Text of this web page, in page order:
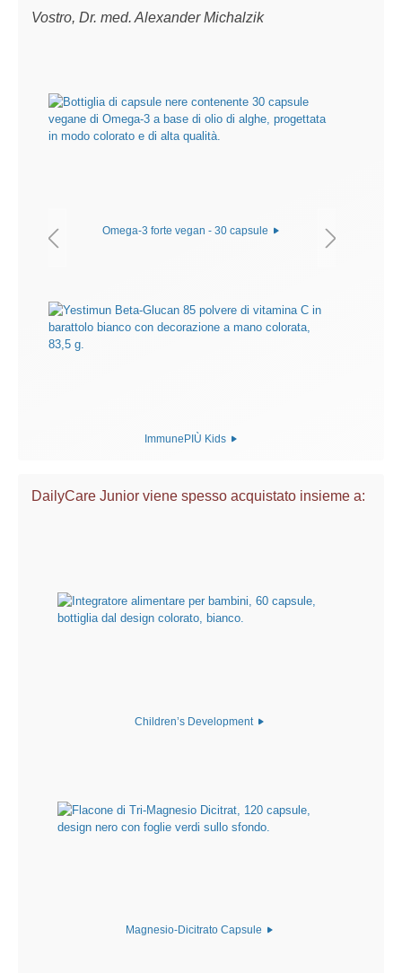
Vostro, Dr. med. Alexander Michalzik
Omega-3 forte vegan - 30 capsule
ImmunePIÙ Kids
DailyCare Junior viene spesso acquistato insieme a:
Children’s Development
Magnesio-Dicitrato Capsule